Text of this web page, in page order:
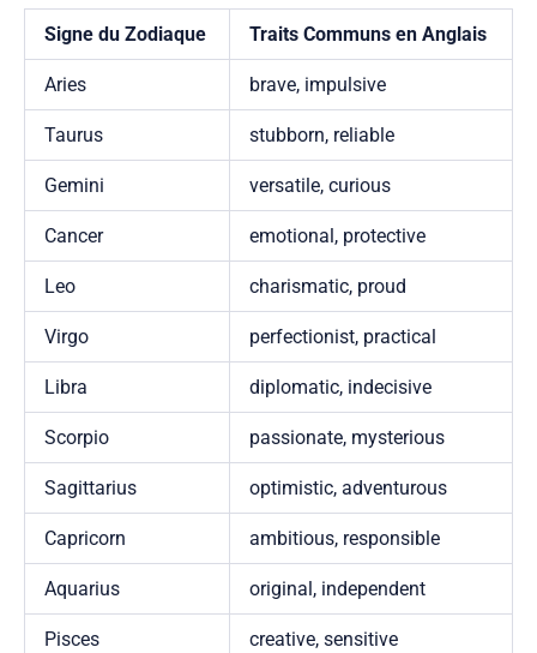
Signe du Zodiaque Traits Communs en Anglais
Aries brave, impulsive
Taurus stubborn, reliable
Gemini versatile, curious
Cancer emotional, protective
Leo charismatic, proud
Virgo perfectionist, practical
Libra diplomatic, indecisive
Scorpio passionate, mysterious
Sagittarius optimistic, adventurous
Capricorn ambitious, responsible
Aquarius original, independent
Pisces creative, sensitive